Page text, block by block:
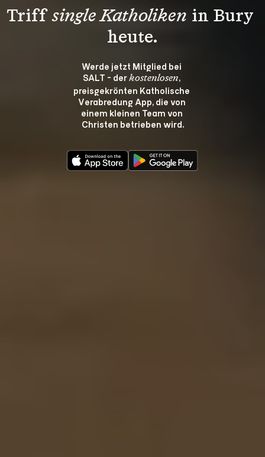
Triff single Katholiken in Bury
heute.
Werde jetzt Mitglied bei
SALT - der kostenlosen,
preisgekrönten Katholische
Verabredung App, die von
einem kleinen Team von
Christen betrieben wird.